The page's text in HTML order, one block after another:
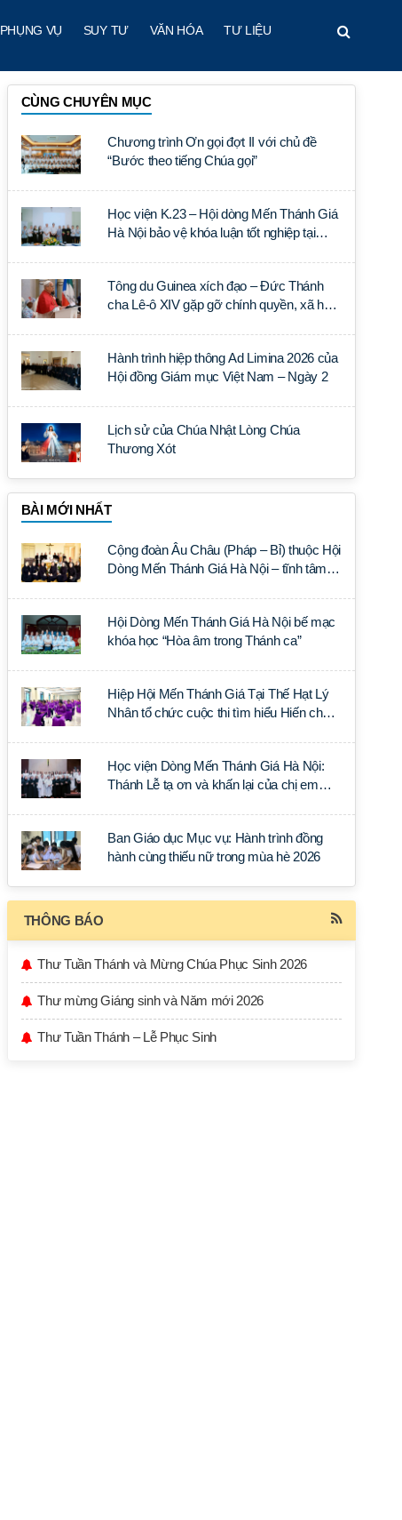
PHỤNG VỤ SUY TƯ VĂN HÓA TƯ LIỆU
CÙNG CHUYÊN MỤC
Chương trình Ơn gọi đợt II với chủ đề
“Bước theo tiếng Chúa gọi”
Học viện K.23 – Hội dòng Mến Thánh Giá
Hà Nội bảo vệ khóa luận tốt nghiệp tại
Tông du Guinea xích đạo – Đức Thánh
cha Lê-ô XIV gặp gỡ chính quyền, xã hội
Hành trình hiệp thông Ad Limina 2026 của
Hội đồng Giám mục Việt Nam – Ngày 2
Lịch sử của Chúa Nhật Lòng Chúa
Thương Xót
BÀI MỚI NHẤT
Cộng đoàn Âu Châu (Pháp – Bỉ) thuộc Hội
Dòng Mến Thánh Giá Hà Nội – tĩnh tâm
Hội Dòng Mến Thánh Giá Hà Nội bế mạc
khóa học “Hòa âm trong Thánh ca”
Hiệp Hội Mến Thánh Giá Tại Thế Hạt Lý
Nhân tổ chức cuộc thi tìm hiểu Hiến chế
Học viện Dòng Mến Thánh Giá Hà Nội:
Thánh Lễ tạ ơn và khấn lại của chị em
Ban Giáo dục Mục vụ: Hành trình đồng
hành cùng thiếu nữ trong mùa hè 2026
THÔNG BÁO
Thư Tuần Thánh và Mừng Chúa Phục Sinh 2026
Thư mừng Giáng sinh và Năm mới 2026
Thư Tuần Thánh – Lễ Phục Sinh